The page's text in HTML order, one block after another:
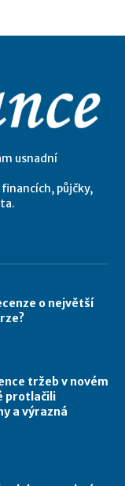
usnadní
půjčky,
o největší
tržeb v novém
protlačili
a výrazná